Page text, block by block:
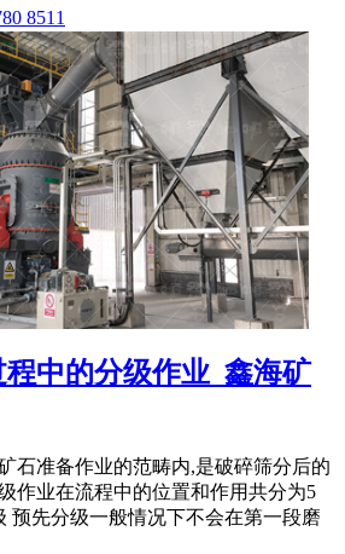
8511
中的分级作业_鑫海矿
石准备作业的范畴内,是破碎筛分后的
作业在流程中的位置和作用共分为5
预先分级一般情况下不会在第一段磨